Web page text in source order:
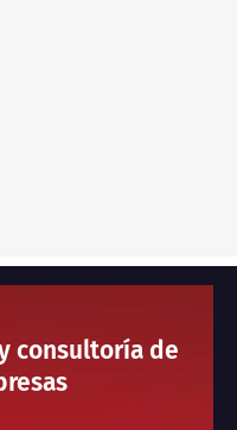
consultoría de